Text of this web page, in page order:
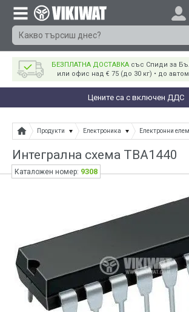
БЕЗПЛАТНА ДОСТАВКА със Спиди за
или офис над € 75 (до 30 кг) • до
Цените са с включен ДДС
Продукти Електроника Електронни
Интегрална схема TBA1440
Каталожен номер: 9308